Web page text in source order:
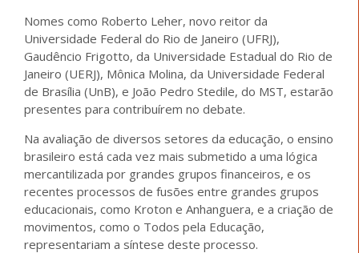
Nomes como Roberto Leher, novo reitor da
Universidade Federal do Rio de Janeiro (UFRJ),
Gaudêncio Frigotto, da Universidade Estadual do Rio de
Janeiro (UERJ), Mônica Molina, da Universidade Federal
de Brasília (UnB), e João Pedro Stedile, do MST, estarão
presentes para contribuírem no debate.
Na avaliação de diversos setores da educação, o ensino
brasileiro está cada vez mais submetido a uma lógica
mercantilizada por grandes grupos financeiros, e os
recentes processos de fusões entre grandes grupos
educacionais, como Kroton e Anhanguera, e a criação de
movimentos, como o Todos pela Educação,
representariam a síntese deste processo.